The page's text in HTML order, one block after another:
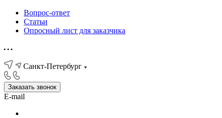
Вопрос-ответ
Статьи
Опросный лист для заказчика
Санкт-Петербург
Заказать звонок
E-mail